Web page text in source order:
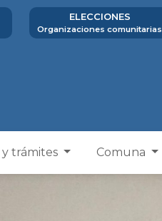
ELECCIONES
Organizaciones comunitarias
y trámites Comuna